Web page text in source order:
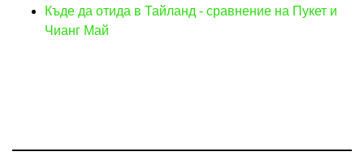
Къде да отида в Тайланд - сравнение на Пукет и
Чианг Май